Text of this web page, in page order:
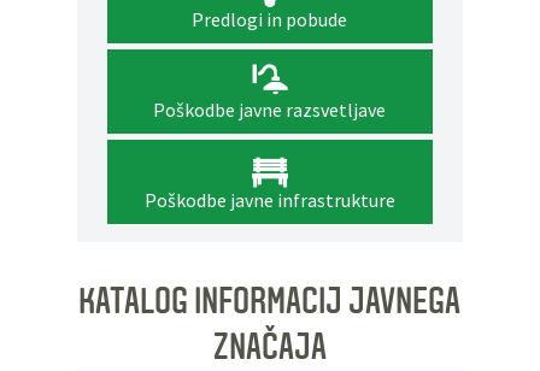
Predlogi in pobude
Poškodbe javne razsvetljave
Poškodbe javne infrastrukture
KATALOG INFORMACIJ JAVNEGA
ZNAČAJA